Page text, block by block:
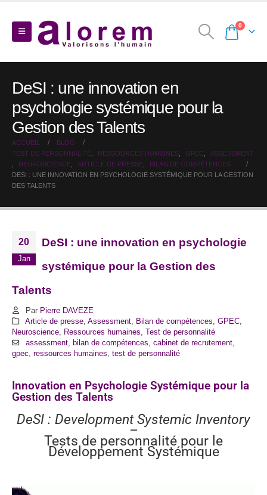
0
DeSI : une innovation en
psychologie systémique pour la
Gestion des Talents
ACCUEIL
BLOG
TEST DE PERSONNALITÉ
RESSOURCES HUMAINES GPEC
ASSESSMENT
NEUROSCIENCE ARTICLE DE PRESSE
BILAN DE COMPÉTENCES
DESI : UNE INNOVATION EN PSYCHOLOGIE SYSTÉMIQUE POUR LA GESTION
DES TALENTS
20
Jan
DeSI : une innovation en psychologie
systémique pour la Gestion des
Talents
Par Pierre DAVEZE
Article de presse, Assessment, Bilan de compétences GPEC,
Neuroscience
Ressources humaines
Test de personnalité
assessment, bilan de compétences cabinet de recrutement,
gpec
ressources humaines test de personnalité
Innovation en Psychologie Systémique pour la
Gestion des Talents
DeSI : Development Systemic Inventory
–
Tests de personnalité pour le
Développement Systémique